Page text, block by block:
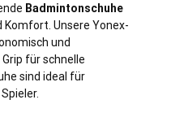
Badmintonschuhe
Unsere Yonex-
und
für schnelle
sind ideal für